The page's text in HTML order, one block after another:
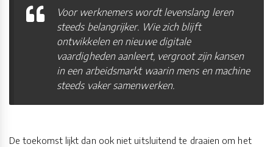
Voor werknemers wordt levenslang leren
steeds belangrijker. Wie zich blijft
ontwikkelen en nieuwe digitale
vaardigheden aanleert, vergroot zijn kansen
in een arbeidsmarkt waarin mens en machine
steeds vaker samenwerken.
De toekomst lijkt dan ook niet uitsluitend te draaien om het